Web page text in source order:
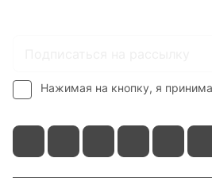
Нажимая на кнопку, я